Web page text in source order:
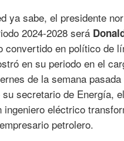
ya sabe, el presidente
2024-2028 será
convertido en político de
en su periodo en el
de la semana
su secretario de Energía,
ingeniero eléctrico
petrolero.